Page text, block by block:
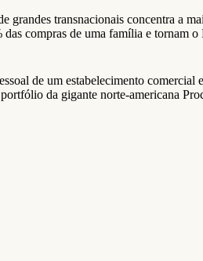
transnacionais concentra a
compras de uma família e tornam
de um estabelecimento
da gigante norte-americana